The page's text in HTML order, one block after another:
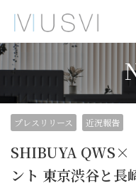
プレスリリース 近況報告
SHIBUYA
ント 東京渋谷と長